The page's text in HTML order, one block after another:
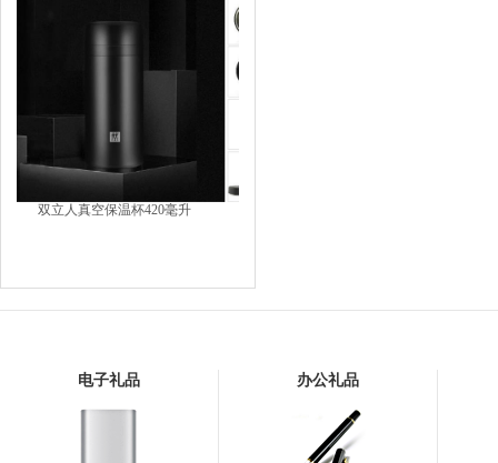
双立人真空保温杯420毫升
电子礼品 办公礼品